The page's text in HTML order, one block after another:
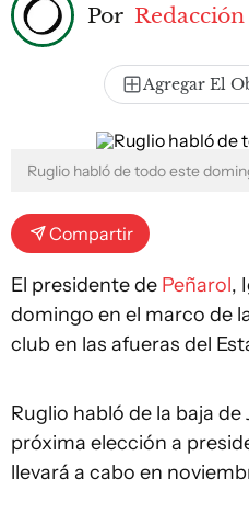
Por Redacción
Agregar El
Ruglio habló de todo este
Compartir
El presidente de Peñarol,
domingo en el marco de
club en las afueras del
Ruglio habló de la baja
próxima elección a
llevará a cabo en